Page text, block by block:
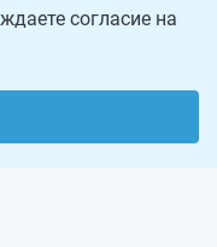
согласие на